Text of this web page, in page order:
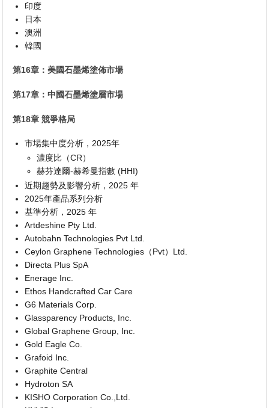
印度
日本
澳洲
韓國
第16章：美國石墨烯塗佈市場
第17章：中國石墨烯塗層市場
第18章 競爭格局
市場集中度分析，2025年
濃度比（CR）
赫芬達爾-赫希曼指數 (HHI)
近期趨勢及影響分析，2025 年
2025年產品系列分析
基準分析，2025 年
Artdeshine Pty Ltd.
Autobahn Technologies Pvt Ltd.
Ceylon Graphene Technologies（Pvt）Ltd.
Directa Plus SpA
Enerage Inc.
Ethos Handcrafted Car Care
G6 Materials Corp.
Glassparency Products, Inc.
Global Graphene Group, Inc.
Gold Eagle Co.
Grafoid Inc.
Graphite Central
Hydroton SA
KISHO Corporation Co.,Ltd.